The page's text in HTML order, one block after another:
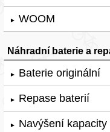
► WOOM
Náhradní baterie a
► Baterie originální
► Repase baterií
► Navýšení kapacity